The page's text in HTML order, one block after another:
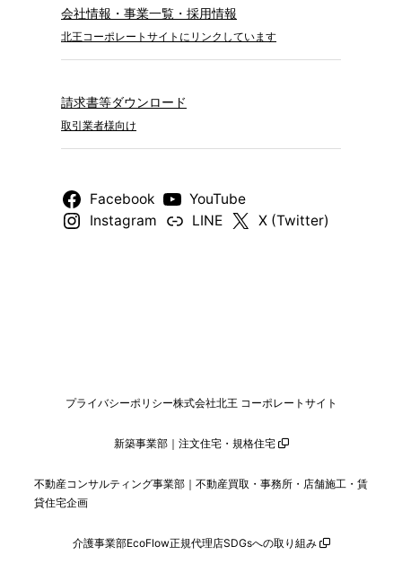
会社情報・事業一覧・採用情報
北王コーポレートサイトにリンクしています
請求書等ダウンロード
取引業者様向け
Facebook
YouTube
Instagram
LINE X (Twitter)
プライバシーポリシー株式会社北王 コーポレートサイト
新築事業部｜注文住宅・規格住宅
不動産コンサルティング事業部｜不動産買取・事務所・店舗施工・賃
貸住宅企画
介護事業部EcoFlow正規代理店SDGsへの取り組み